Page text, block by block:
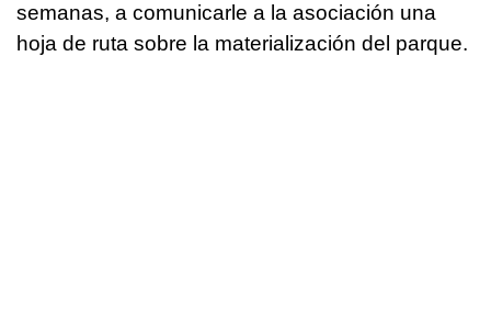
semanas, a comunicarle a la asociación una
hoja de ruta sobre la materialización del parque.